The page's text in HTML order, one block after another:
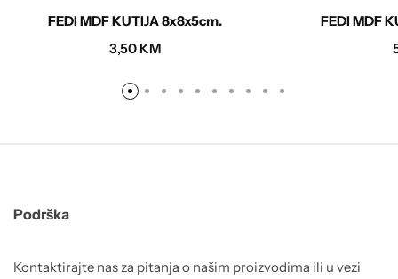
FEDI MDF KUTIJA 8x8x5cm.
3,50 KM
FEDI MDF
Podrška
Kontaktirajte nas za pitanja o našim proizvodima ili u vezi